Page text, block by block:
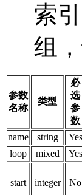
索
组
参数
名称
类型
必
选
参
数
name string Yes
loop
mixed Yes
start integer No